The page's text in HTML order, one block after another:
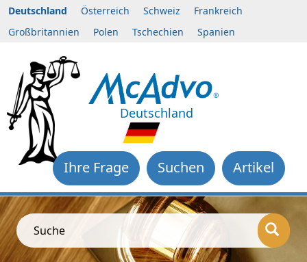
Deutschland Österreich Schweiz
Frankreich
Großbritannien
Polen Tschechien Spanien
Deutschland
Artikel
Suchen
Ihre Frage
Suche